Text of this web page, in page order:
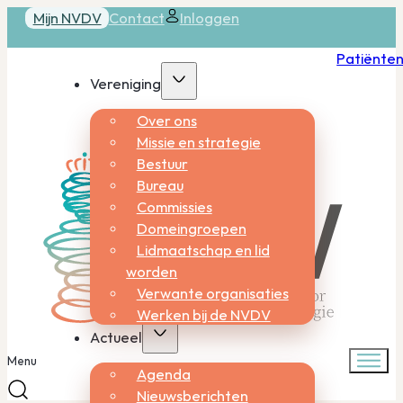
Mijn NVDV Contact Inloggen
Vereniging
Over ons
Missie en strategie
Bestuur
Bureau
Commissies
Domeingroepen
Lidmaatschap en lid
worden
Verwante organisaties
Werken bij de NVDV
Actueel
Agenda
Nieuwsberichten
Menu